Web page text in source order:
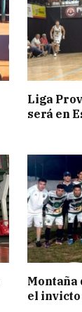
Liga
será en
Montaña
el invicto